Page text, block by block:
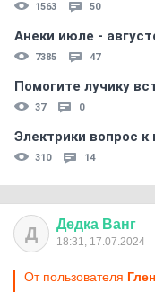
1563 50
Анеки июле -
7385 47
Помогите лучику
37 0
Электрики вопрос к
310 14
Д Дедка Ванг
18:31, 17.07.2024
От пользователя